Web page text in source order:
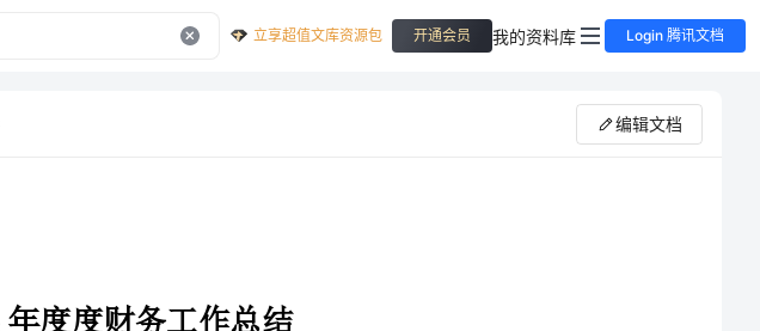
立享超值文库资源包 开通会员 我的资料库 Login 腾讯文档
编辑文档